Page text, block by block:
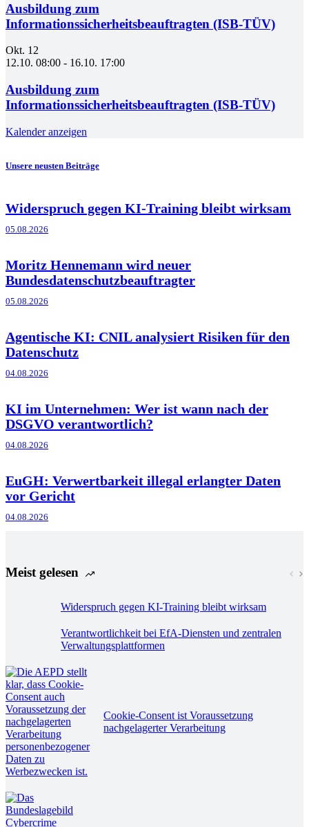
Ausbildung zum
Informationssicherheitsbeauftragten (ISB-TÜV)
Okt. 12
12.10. 08:00 - 16.10. 17:00
Ausbildung zum
Informationssicherheitsbeauftragten (ISB-TÜV)
Kalender anzeigen
Unsere neusten Beiträge
Widerspruch gegen KI-Training bleibt wirksam
05.08.2026
Moritz Hennemann wird neuer
Bundesdatenschutzbeauftragter
05.08.2026
Agentische KI: CNIL analysiert Risiken für den
Datenschutz
04.08.2026
KI im Unternehmen: Wer ist wann nach der
DSGVO verantwortlich?
04.08.2026
EuGH: Verwertbarkeit illegal erlangter Daten
vor Gericht
04.08.2026
Meist gelesen
Widerspruch gegen KI-Training bleibt wirksam
Verantwortlichkeit bei EfA-Diensten und zentralen
Verwaltungsplattformen
Cookie-Consent ist Voraussetzung
nachgelagerter Verarbeitung